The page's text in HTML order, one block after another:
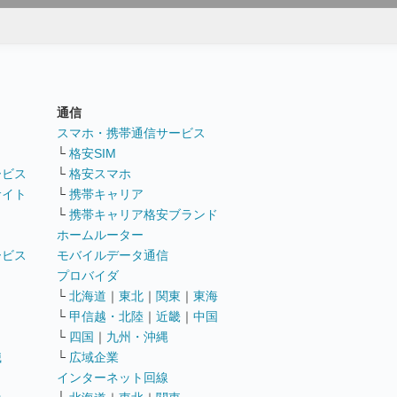
ス
ト
ス
通信
スマホ・携帯通信サービス
└ 格安SIM
└ 格安スマホ
└ 携帯キャリア
└ 携帯キャリア格安ブランド
ホームルーター
モバイルデータ通信
プロバイダ
└ 北海道 ｜ 東北 ｜ 関東 ｜ 東海
└ 甲信越・北陸 ｜ 近畿 ｜ 中国
└ 四国 ｜ 九州・沖縄
└ 広域企業
インターネット回線